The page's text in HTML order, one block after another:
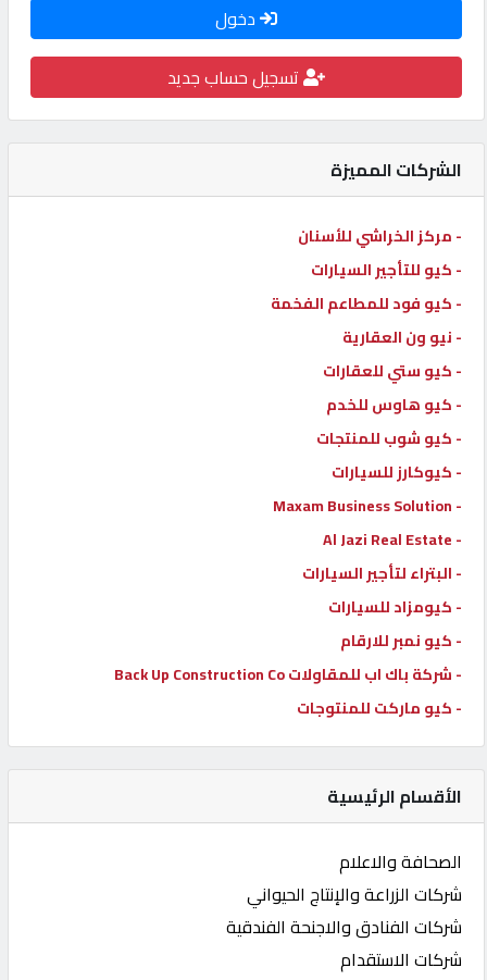
كيو
كارز
كيو
ماركت
الدليل
القطري
POWERED
QHOST
دخول
تسجيل حساب جديد
الشركات المميزة
- مركز الخراشي للأسنان
- كيو للتأجير السيارات
- كيو فود للمطاعم الفخمة
- نيو ون العقارية
- كيو ستي للعقارات
- كيو هاوس للخدم
- كيو شوب للمنتجات
- كيوكارز للسيارات
- Maxam Business Solution
- Al Jazi Real Estate
- البتراء لتأجير السيارات
- كيومزاد للسيارات
- كيو نمبر للارقام
- شركة باك اب للمقاولات Back Up Construction Co
- كيو ماركت للمنتوجات
الأقسام الرئيسية
الصحافة والاعلام
شركات الزراعة والإنتاج الحيواني
شركات الفنادق والاجنحة الفندقية
شركات الاستقدام